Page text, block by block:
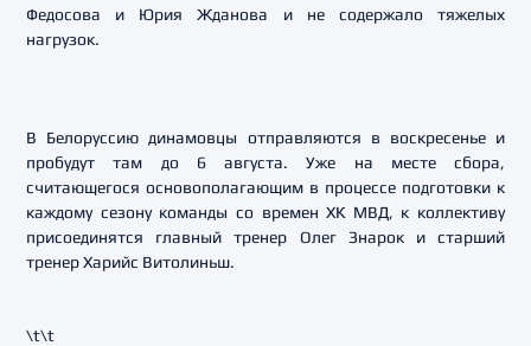
Федосова и Юрия Жданова и не содержало тяжелых
нагрузок.
В Белоруссию динамовцы отправляются в воскресенье и
пробудут там до 6 августа. Уже на месте сбора,
считающегося основополагающим в процессе подготовки к
каждому сезону команды со времен ХК МВД, к коллективу
присоединятся главный тренер Олег Знарок и старший
тренер Харийс Витолиньш.
\t\t